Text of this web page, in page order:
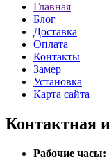
Главная
Блог
Доставка
Оплата
Контакты
Замер
Установка
Карта сайта
Контактная
Рабочие часы: